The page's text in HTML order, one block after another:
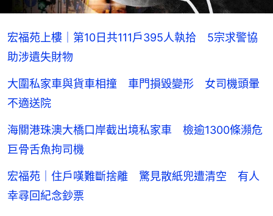
宏福苑上樓｜第10日共111戶395人執拾 5宗求警協
助涉遺失財物
大圍私家車與貨車相撞 車門損毀變形 女司機頭暈
不適送院
海關港珠澳大橋口岸截出境私家車 檢逾1300條瀕危
巨骨舌魚拘司機
宏福苑｜住戶嘆難斷捨離 驚見散紙兜遭清空 有人
幸尋回紀念鈔票